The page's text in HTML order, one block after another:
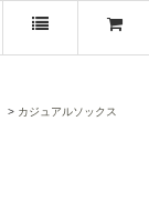
カジュアルソックス